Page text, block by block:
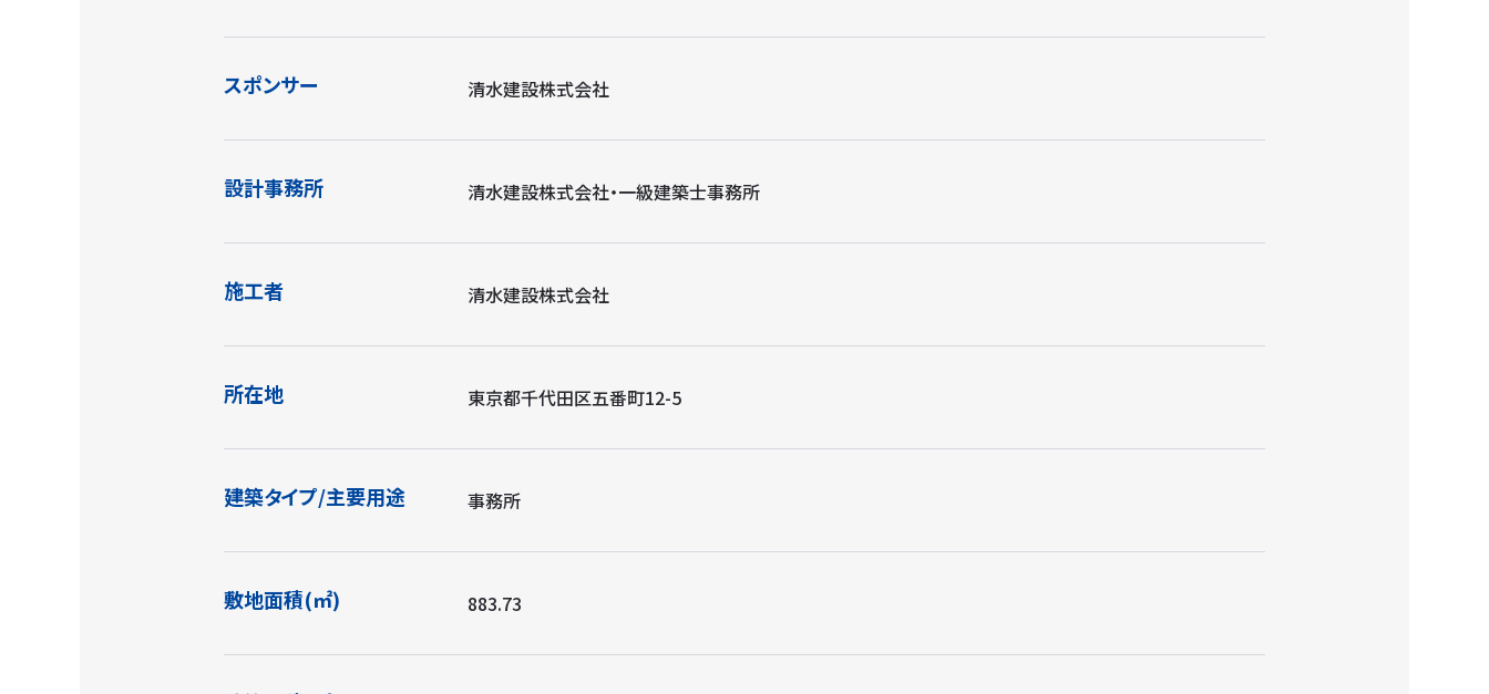
スポンサー 清水建設株式会社
設計事務所 清水建設株式会社・一級建築士事務所
施工者 清水建設株式会社
所在地 東京都千代田区五番町12-5
建築タイプ/主要用途 事務所
敷地面積(㎡) 883.73